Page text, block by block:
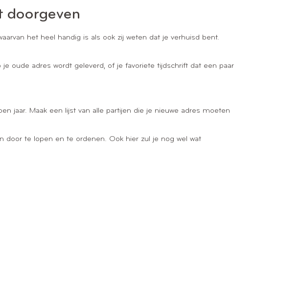
doorgeven
het heel handig is als ook zij weten dat je verhuisd bent.
oude adres wordt geleverd, of je favoriete tijdschrift dat een paar
jaar. Maak een lijst van alle partijen die je nieuwe adres moeten
te lopen en te ordenen. Ook hier zul je nog wel wat